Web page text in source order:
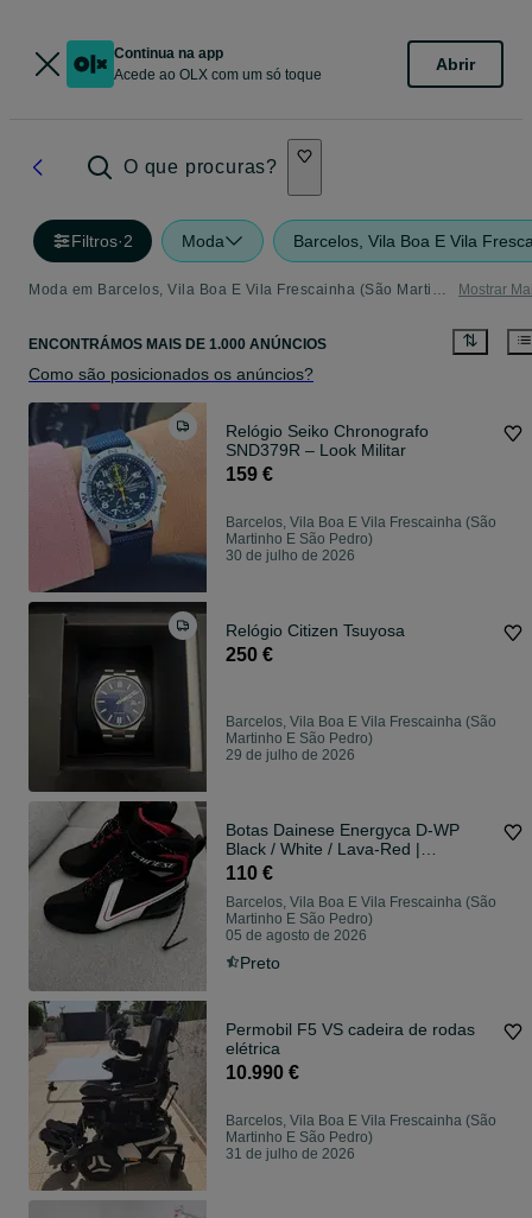
Continua na app
Acede ao OLX com um só toque
Abrir
O que procuras?
Filtros·2 Moda Barcelos, Vila Boa E Vila
Moda em Barcelos, Vila Boa E Vila Frescainha (São Martinho E São Pedro) - tudo o que precisa - Página 2 Mostrar
ENCONTRÁMOS MAIS DE 1.000 ANÚNCIOS
Como são posicionados os anúncios?
Relógio Seiko Chronografo
SND379R – Look Militar
159 €
Barcelos, Vila Boa E Vila Frescainha (São
Martinho E São Pedro)
30 de julho de 2026
Relógio Citizen Tsuyosa
250 €
Barcelos, Vila Boa E Vila Frescainha (São
Martinho E São Pedro)
29 de julho de 2026
Botas Dainese Energyca D-WP
Black / White / Lava-Red |
Tamanho 40 | Como Novas
110 €
Barcelos, Vila Boa E Vila Frescainha (São
Martinho E São Pedro)
05 de agosto de 2026
Preto
Permobil F5 VS cadeira de rodas
elétrica
10.990 €
Barcelos, Vila Boa E Vila Frescainha (São
Martinho E São Pedro)
31 de julho de 2026